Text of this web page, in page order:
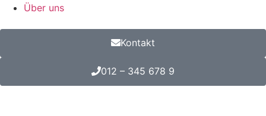
Über uns
Kontakt
012 – 345 678 9